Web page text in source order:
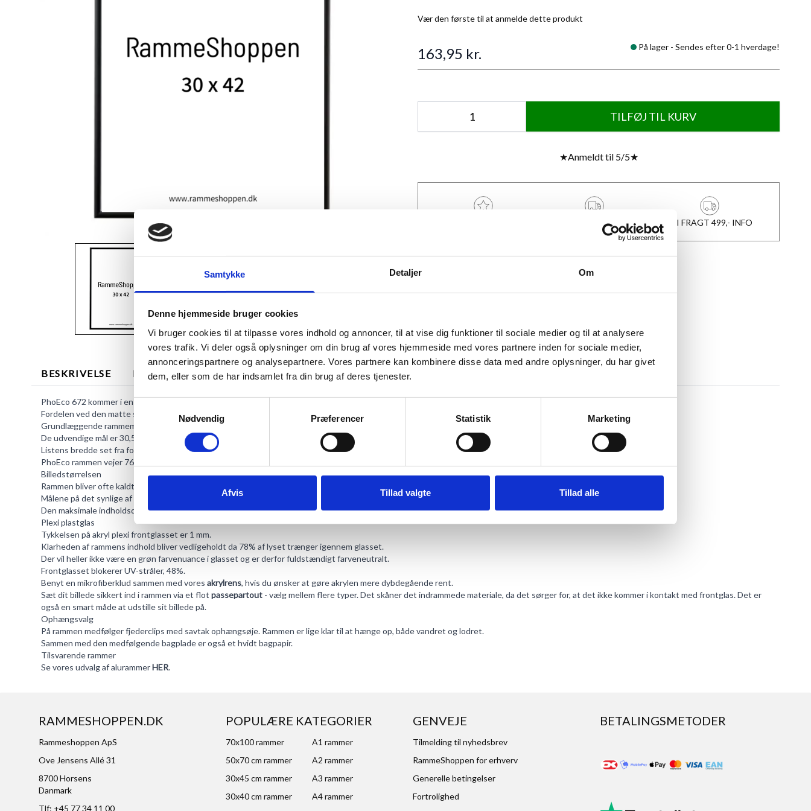
Samtykke Detaljer Om
Denne hjemmeside bruger cookies
Vi bruger cookies til at tilpasse vores indhold og annoncer, til at vise dig funktioner til sociale medier og til at analysere
vores trafik. Vi deler også oplysninger om din brug af vores hjemmeside med vores partnere inden for sociale medier,
annonceringspartnere og analysepartnere. Vores partnere kan kombinere disse data med andre oplysninger, du har givet
dem, eller som de har indsamlet fra din brug af deres tjenester.
Nødvendig
Præferencer Statistik Marketing
Afvis Tillad valgte Tillad alle
View larger image
Vær den første til at anmelde dette produkt
163,95 kr. På lager - Sendes efter 0-1 hverdage!
TILFØJ TIL KURV
★Anmeldt til 5/5★
1-3 DAGES LEVERING FRI FRAGT 499,- INFO
BESKRIVELSE MERE INFORMATION ANMELDELSER
PhoEco 672 kommer i en stilistisk mat sort aluminium.
Fordelen ved den matte sorte farve er, at eventuelt støv er mindre synligt end ved blank sort ramme.
Grundlæggende rammemål
De udvendige mål er 30,5 x 42,8 x 2,1 cm.
Listens bredde set fra forsiden er 8 mm og afstanden fra rammen til væggen er 21 mm.
PhoEco rammen vejer 764 g.
Billedstørrelsen
Rammen bliver ofte kaldt 30x42 eller A3 men det nøjagtige mål på rammen er egentlig 29,7x42 cm. Dit indholdsmål må derfor maks være 29,7 x 42,0 cm.
Målene på det synlige af motivet er 28,9 x 41,2 cm.
Den maksimale indholdsdybde kan være op til 6 mm.
Plexi plastglas
Tykkelsen på akryl plexi frontglasset er 1 mm.
Klarheden af rammens indhold bliver vedligeholdt da 78% af lyset trænger igennem glasset.
Der vil heller ikke være en grøn farvenuance i glasset og er derfor fuldstændigt farveneutralt.
Frontglasset blokerer UV-stråler, 48%.
Benyt en mikrofiberklud sammen med vores akrylrens, hvis du ønsker at gøre akrylen mere dybdegående rent.
Sæt dit billede sikkert ind i rammen via et flot passepartout - vælg mellem flere typer. Det skåner det indrammede materiale, da det sørger for, at det ikke kommer i kontakt med frontglas. Det er
også en smart måde at udstille sit billede på.
Ophængsvalg
På rammen medfølger fjederclips med savtak ophængsøje. Rammen er lige klar til at hænge op, både vandret og lodret.
Sammen med den medfølgende bagplade er også et hvidt bagpapir.
Tilsvarende rammer
Se vores udvalg af alurammerHER.
RAMMESHOPPEN.DK
Rammeshoppen ApS
Ove Jensens Allé 31
8700 Horsens
Danmark
Tlf: +45 77 34 11 00
POPULÆRE KATEGORIER
70x100 rammer
A1 rammer
50x70 cm rammer
A2 rammer
30x45 cm rammer
A3 rammer
30x40 cm rammer
A4 rammer
GENVEJE
Tilmelding til nyhedsbrev
RammeShoppen for erhverv
Generelle betingelser
Fortrolighed
BETALINGSMETODER